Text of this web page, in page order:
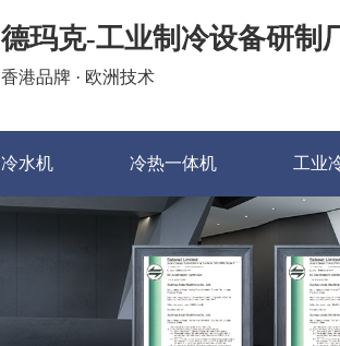
德玛克-工业制冷设备研制
香港品牌 · 欧洲技术
冷水机 冷热一体机 工业